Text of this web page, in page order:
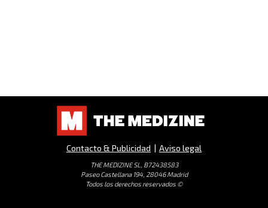
Contacto & Publicidad | Aviso legal
THE MEDIZINE SL, B72438583
Paseo Castellana 194, 28046 Madrid
Todos los derechos reservados ©